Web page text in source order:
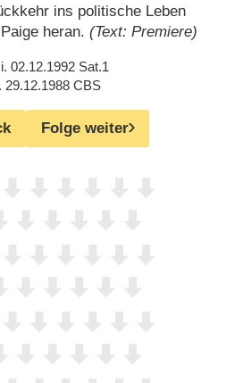
ins politische Leben
heran. (Text: Premiere)
02.12.1992 Sat.1
29.12.1988 CBS
Folge weiter